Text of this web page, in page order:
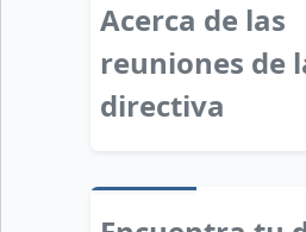
Acerca de las
reuniones de
directiva